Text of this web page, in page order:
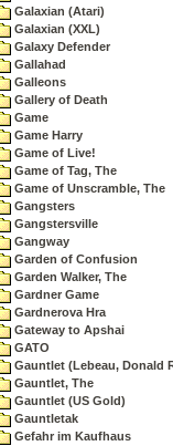
Galaxian (Atari)
Galaxian (XXL)
Galaxy Defender
Gallahad
Galleons
Gallery of Death
Game
Game Harry
Game of Live!
Game of Tag, The
Game of Unscramble, The
Gangsters
Gangstersville
Gangway
Garden of Confusion
Garden Walker, The
Gardner Game
Gardnerova Hra
Gateway to Apshai
GATO
Gauntlet (Lebeau, Donald
Gauntlet, The
Gauntlet (US Gold)
Gauntletak
Gefahr im Kaufhaus